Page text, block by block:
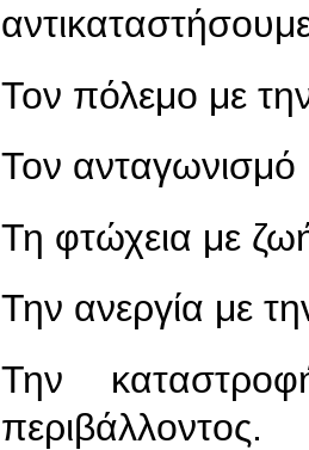
Τον πόλεμο με
Τον ανταγωνισμό
Τη φτώχεια με
Την ανεργία με
Την
περιβάλλοντος.